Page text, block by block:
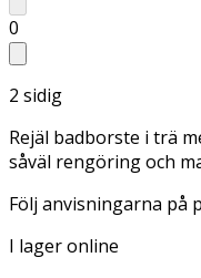
0
2 sidig
Rejäl badborste i trä
såväl rengöring och
Följ anvisningarna på
I lager online